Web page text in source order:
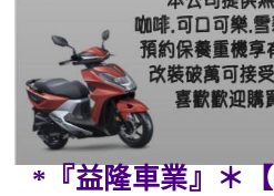
* 『益隆車業』＊